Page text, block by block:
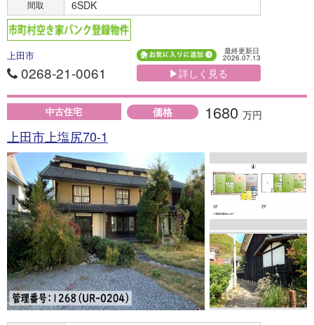
間取 6SDK
上田市
0268-21-0061
最終更新日
2026.07.13
▶詳しく見る
中古住宅 価格 1680 万円
上田市上塩尻70-1